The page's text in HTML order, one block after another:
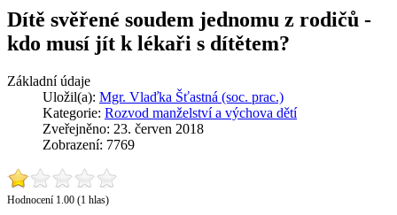
Dítě svěřené soudem jednomu z rodičů -
kdo musí jít k lékaři s dítětem?
Základní údaje
Uložil(a): Mgr. Vlaďka Šťastná (soc. prac.)
Kategorie: Rozvod manželství a výchova dětí
Zveřejněno: 23. červen 2018
Zobrazení: 7769
Hodnocení 1.00 (1 hlas)